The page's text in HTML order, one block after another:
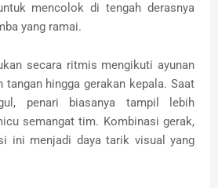
mencolok di tengah derasnya
yang ramai.
secara ritmis mengikuti ayunan
tangan hingga gerakan kepala. Saat
penari biasanya tampil lebih
semangat tim. Kombinasi gerak,
ini menjadi daya tarik visual yang